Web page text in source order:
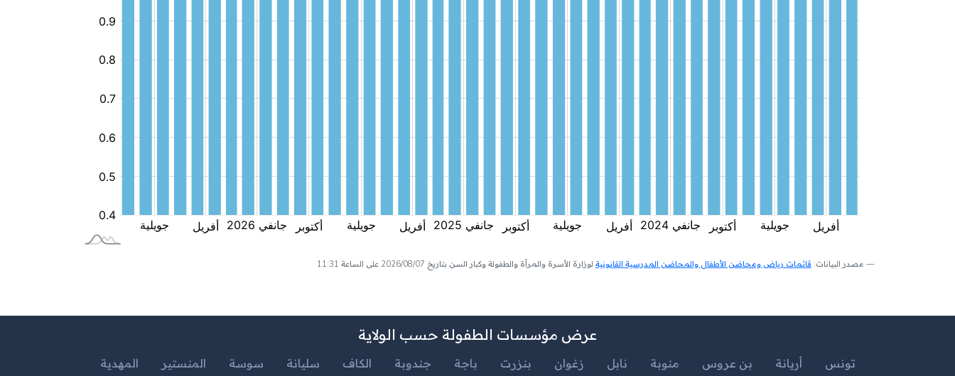
مصدر البيانات: قائمات رياض ومحاضن الأطفال والمحاضن المدرسية القانونية لوزارة الأسرة والمرأة والطفولة وكبار السن بتاريخ 2026/08/07 على الساعة 11:31
عرض مؤسسات الطفولة حسب الولاية
تونس أريانة بن عروس منوبة نابل زغوان بنزرت باجة جندوبة الكاف سليانة سوسة المنستير المهدية